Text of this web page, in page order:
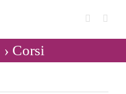
› Corsi